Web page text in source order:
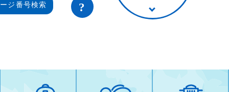
ジ番号検索